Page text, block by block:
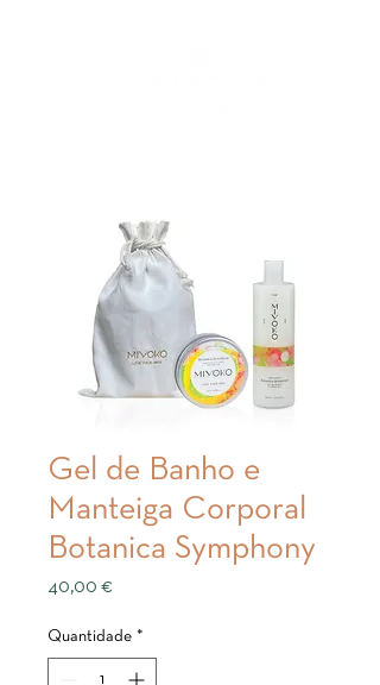
Gel de Banho e
Manteiga Corporal
Botanica Symphony
40,00 €
Quantidade *